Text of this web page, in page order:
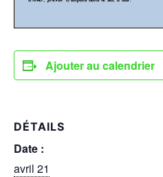
Ajouter au calendrier
DÉTAILS
Date :
avril 21